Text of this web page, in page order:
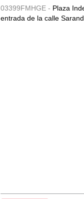
03399FMHGE - Plaza
entrada de la calle